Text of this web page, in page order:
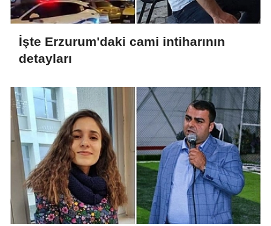
İşte Erzurum'daki cami intiharının
detayları